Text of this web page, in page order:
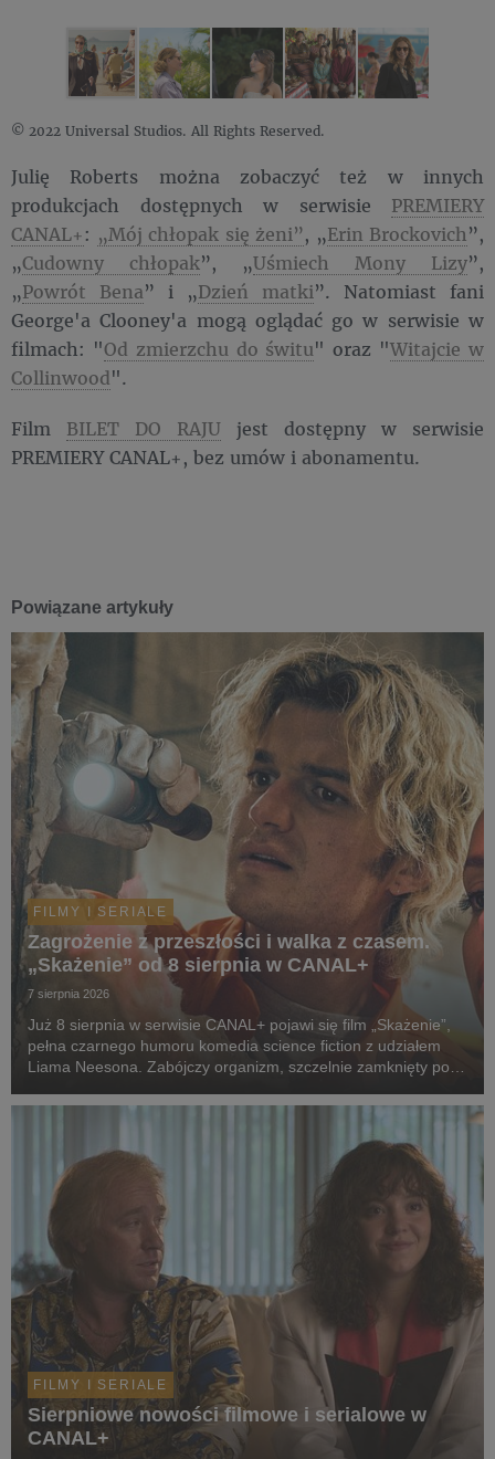
© 2022 Universal Studios. All Rights Reserved.
Julię Roberts można zobaczyć też w innych
produkcjach dostępnych w serwisie PREMIERY
CANAL+: „Mój chłopak się żeni”, „Erin Brockovich”,
„Cudowny chłopak”, „Uśmiech Mony Lizy”,
„Powrót Bena” i „Dzień matki”. Natomiast fani
George'a Clooney'a mogą oglądać go w serwisie w
filmach: "Od zmierzchu do świtu" oraz "Witajcie w
Collinwood".
Film BILET DO RAJU jest dostępny w serwisie
PREMIERY CANAL+, bez umów i abonamentu.
Powiązane artykuły
FILMY I SERIALE
Zagrożenie z przeszłości i walka z czasem.
„Skażenie” od 8 sierpnia w CANAL+
7 sierpnia 2026
Już 8 sierpnia w serwisie CANAL+ pojawi się film „Skażenie”,
pełna czarnego humoru komedia science fiction z udziałem
Liama Neesona. Zabójczy organizm, szczelnie zamknięty pod
nadzieją ludzkości staje się dwoje spóźni...
FILMY I SERIALE
Sierpniowe nowości filmowe i serialowe w
CANAL+